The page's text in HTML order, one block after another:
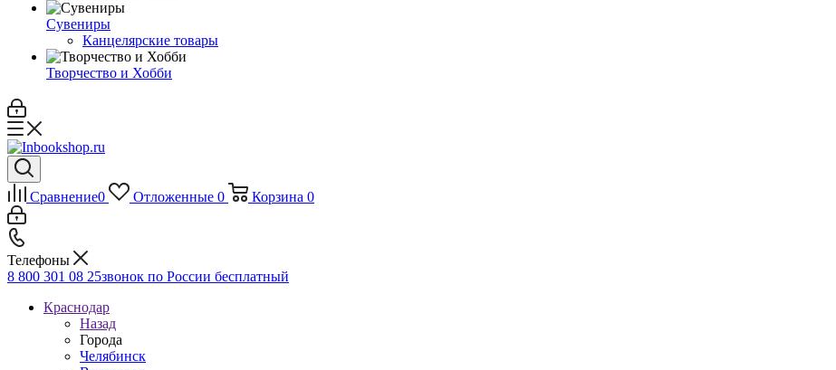
Сувениры
Канцелярские товары
Творчество и Хобби
Сравнение0 Отложенные 0 Корзина 0
Телефоны
8 800 301 08 25звонок по России бесплатный
Краснодар
Назад
Города
Челябинск